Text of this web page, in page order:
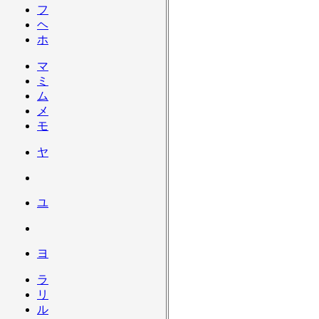
フ
ヘ
ホ
マ
ミ
ム
メ
モ
ヤ
ユ
ヨ
ラ
リ
ル